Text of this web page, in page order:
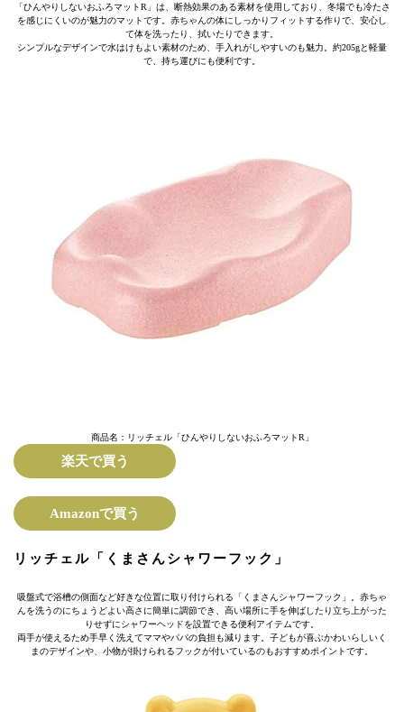
「ひんやりしないおふろマットR」は、断熱効果のある素材を使用しており、冬場でも冷たさ
を感じにくいのが魅力のマットです。赤ちゃんの体にしっかりフィットする作りで、安心し
て体を洗ったり、拭いたりできます。
シンプルなデザインで水はけもよい素材のため、手入れがしやすいのも魅力。約205gと軽量
で、持ち運びにも便利です。
商品名：リッチェル「ひんやりしないおふろマットR」
楽天で買う
Amazonで買う
リッチェル「くまさんシャワーフック」
吸盤式で浴槽の側面など好きな位置に取り付けられる「くまさんシャワーフック」。赤ちゃ
んを洗うのにちょうどよい高さに簡単に調節でき、高い場所に手を伸ばしたり立ち上がった
りせずにシャワーヘッドを設置できる便利アイテムです。
両手が使えるため手早く洗えてママやパパの負担も減ります。子どもが喜ぶかわいらしいく
まのデザインや、小物が掛けられるフックが付いているのもおすすめポイントです。